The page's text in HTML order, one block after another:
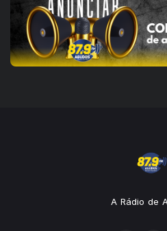
A Rádio de